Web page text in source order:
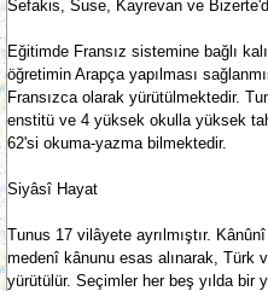
Sefakis, Suse, Kayrevan ve
Eğitimde Fransız sistemine bağlı
öğretimin Arapça yapılması
Fransızca olarak yürütülmektedir.
enstitü ve 4 yüksek okulla yüksek
62'si okuma-yazma bilmektedir.
Siyâsî Hayat
Tunus 17 vilâyete ayrılmıştır.
medenî kânunu esas alınarak, Türk
yürütülür. Seçimler her beş yılda bir